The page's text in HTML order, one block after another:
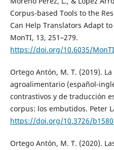
Corpus-based Tools to the
Can Help Translators Adapt
MonTI, 13, 251–279.
https://doi.org/10.6035/
Ortego Antón, M. T. (2019).
agroalimentario (español-
contrastivos y de traducción
corpus: los embutidos. Peter
https://doi.org/10.3726/
Ortego Antón, M. T. (2020).